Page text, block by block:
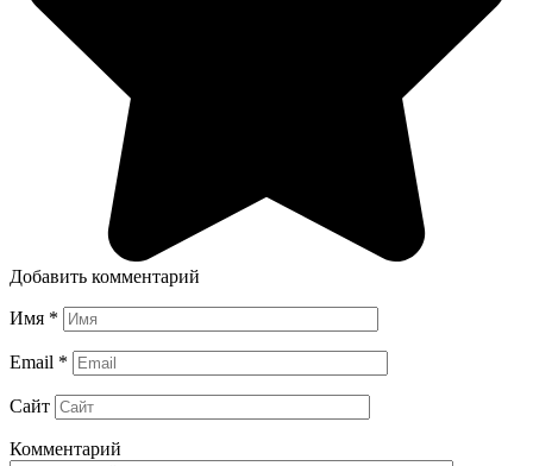
Добавить комментарий
Имя *
Email *
Сайт
Комментарий